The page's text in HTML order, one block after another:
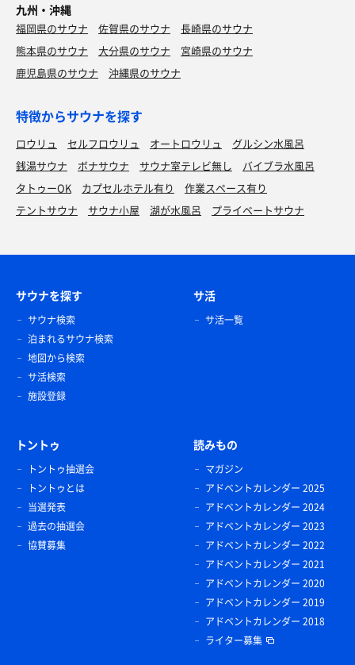
九州・沖縄
福岡県のサウナ 佐賀県のサウナ
長崎県のサウナ
熊本県のサウナ
大分県のサウナ
宮崎県のサウナ
鹿児島県のサウナ
沖縄県のサウナ
特徴からサウナを探す
ロウリュ セルフロウリュ オートロウリュ
グルシン水風呂
銭湯サウナ
ボナサウナ サウナ室テレビ無し
バイブラ水風呂
タトゥーOK
カプセルホテル有り
作業スペース有り
テントサウナ
サウナ小屋 湖が水風呂 プライベートサウナ
サウナを探す
サウナ検索
泊まれるサウナ検索
地図から検索
サ活検索
施設登録
サ活
サ活一覧
トントゥ
トントゥ抽選会
トントゥとは
当選発表
過去の抽選会
協賛募集
読みもの
マガジン
アドベントカレンダー 2025
アドベントカレンダー 2024
アドベントカレンダー 2023
アドベントカレンダー 2022
アドベントカレンダー 2021
アドベントカレンダー 2020
アドベントカレンダー 2019
アドベントカレンダー 2018
ライター募集